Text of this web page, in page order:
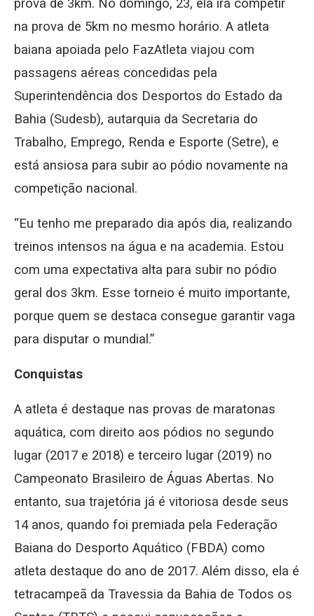
prova de 3km. No domingo, 23, ela irá competir
na prova de 5km no mesmo horário. A atleta
baiana apoiada pelo FazAtleta viajou com
passagens aéreas concedidas pela
Superintendência dos Desportos do Estado da
Bahia (Sudesb), autarquia da Secretaria do
Trabalho, Emprego, Renda e Esporte (Setre), e
está ansiosa para subir ao pódio novamente na
competição nacional.
“Eu tenho me preparado dia após dia, realizando
treinos intensos na água e na academia. Estou
com uma expectativa alta para subir no pódio
geral dos 3km. Esse torneio é muito importante,
porque quem se destaca consegue garantir vaga
para disputar o mundial.”
Conquistas
A atleta é destaque nas provas de maratonas
aquática, com direito aos pódios no segundo
lugar (2017 e 2018) e terceiro lugar (2019) no
Campeonato Brasileiro de Águas Abertas. No
entanto, sua trajetória já é vitoriosa desde seus
14 anos, quando foi premiada pela Federação
Baiana do Desporto Aquático (FBDA) como
atleta destaque do ano de 2017. Além disso, ela é
tetracampeã da Travessia da Bahia de Todos os